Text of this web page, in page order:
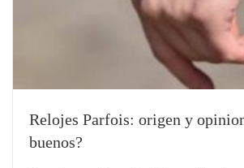
Relojes Parfois: origen y
buenos?